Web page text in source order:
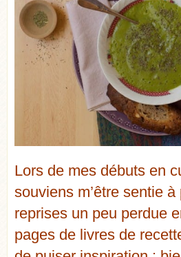
Lors de mes débuts en
souviens m’être sentie
reprises un peu perdue
pages de livres de